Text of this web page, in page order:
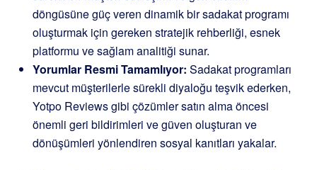
döngüsüne güç veren dinamik bir sadakat programı
oluşturmak için gereken stratejik rehberliği, esnek
platformu ve sağlam analitiği sunar.
Yorumlar Resmi Tamamlıyor: Sadakat programları
mevcut müşterilerle sürekli diyaloğu teşvik ederken,
Yotpo Reviews gibi çözümler satın alma öncesi
önemli geri bildirimleri ve güven oluşturan ve
dönüşümleri yönlendiren sosyal kanıtları yakalar.